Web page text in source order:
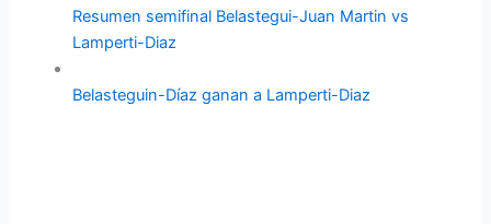
Resumen semifinal Belastegui-Juan Martin vs
Lamperti-Diaz
Belasteguin-Díaz ganan a Lamperti-Diaz